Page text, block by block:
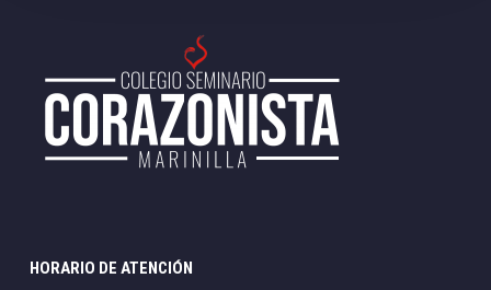
HORARIO DE ATENCIÓN